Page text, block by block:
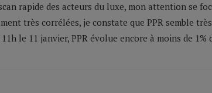
rapide des acteurs du luxe, mon attention se
très corrélées, je constate que PPR semble
le 11 janvier, PPR évolue encore à moins de